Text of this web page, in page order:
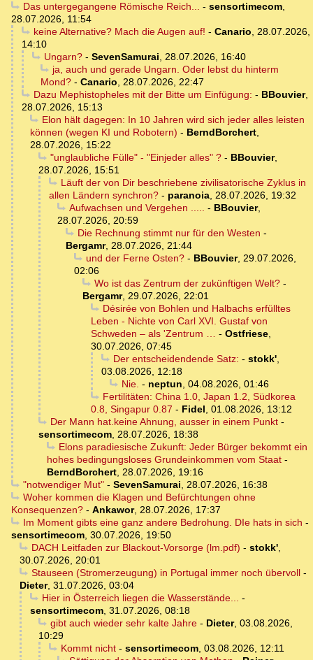
Das untergegangene Römische Reich... - sensortimecom,
28.07.2026, 11:54
keine Alternative? Mach die Augen auf! - Canario, 28.07.2026,
14:10
Ungarn?- SevenSamurai, 28.07.2026, 16:40
ja, auch und gerade Ungarn. Oder lebst du hinterm
Mond? - Canario, 28.07.2026, 22:47
Dazu Mephistopheles mit der Bitte um Einfügung: - BBouvier,
28.07.2026, 15:13
Elon hält dagegen: In 10 Jahren wird sich jeder alles leisten
können (wegen KI und Robotern) - BerndBorchert,
28.07.2026, 15:22
"unglaubliche Fülle" - "Einjeder alles" ?- BBouvier,
28.07.2026, 15:51
Läuft der von Dir beschriebene zivilisatorische Zyklus in
allen Ländern synchron? - paranoia, 28.07.2026, 19:32
Aufwachsen und Vergehen ..... - BBouvier,
28.07.2026, 20:59
Die Rechnung stimmt nur für den Westen -
Bergamr, 28.07.2026, 21:44
und der Ferne Osten?- BBouvier, 29.07.2026,
02:06
Wo ist das Zentrum der zukünftigen Welt?-
Bergamr, 29.07.2026, 22:01
Désirée von Bohlen und Halbachs erfülltes
Leben - Nichte von Carl XVI. Gustaf von
Schweden – als 'Zentrum … - Ostfriese,
30.07.2026, 07:45
Der entscheidendende Satz: - stokk',
03.08.2026, 12:18
Nie. - neptun, 04.08.2026, 01:46
Fertilitäten: China 1.0, Japan 1.2, Südkorea
0.8, Singapur 0.87 - Fidel, 01.08.2026, 13:12
Der Mann hat.keine Ahnung, ausser in einem Punkt-
sensortimecom, 28.07.2026, 18:38
Elons paradiesische Zukunft: Jeder Bürger bekommt ein
hohes bedingungsloses Grundeinkommen vom Staat -
BerndBorchert, 28.07.2026, 19:16
"notwendiger Mut"- SevenSamurai, 28.07.2026, 16:38
Woher kommen die Klagen und Befürchtungen ohne
Konsequenzen? - Ankawor, 28.07.2026, 17:37
Im Moment gibts eine ganz andere Bedrohung. DIe hats in sich -
sensortimecom, 30.07.2026, 19:50
DACH Leitfaden zur Blackout-Vorsorge (lm.pdf) - stokk',
30.07.2026, 20:01
Stauseen (Stromerzeugung) in Portugal immer noch übervoll-
Dieter, 31.07.2026, 03:04
Hier in Österreich liegen die Wasserstände... -
sensortimecom, 31.07.2026, 08:18
gibt auch wieder sehr kalte Jahre- Dieter, 03.08.2026,
10:29
Kommt nicht- sensortimecom, 03.08.2026, 12:11